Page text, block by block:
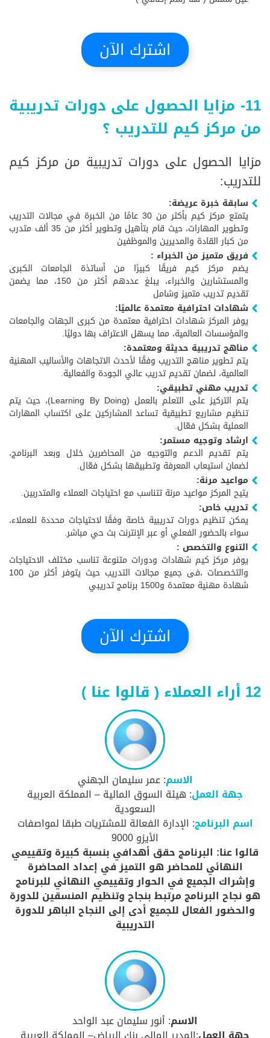
اشترك الآن
11- مزايا الحصول على دورات تدريبية
من مركز كيم للتدريب ؟
مزايا الحصول على دورات تدريبية من مركز كيم
للتدريب:
سابقة خبرة عريضة:
يتمتع مركز كيم بأكثر من 30 عامًا من الخبرة في مجالات التدريب
وتطوير المهارات، حيث قام بتأهيل وتطوير أكثر من 35 ألف متدرب
من كبار القادة والمديرين والموظفين
فريق متميز من الخبراء :
يضم مركز كيم فريقًا كبيرًا من أساتذة الجامعات الكبرى
والمستشارين والخبراء، يبلغ عددهم أكثر من 150، مما يضمن
تقديم تدريب متميز وشامل
شهادات احترافية معتمدة عالميًا:
يوفر المركز شهادات احترافية معتمدة من كبرى الجهات والجامعات
والمؤسسات العالمية، مما يسهل الاعتراف بها دوليًا.
مناهج تدريبية حديثة ومعتمدة:
يتم تطوير مناهج التدريب وفقًا لأحدث الاتجاهات والأساليب المهنية
العالمية، لضمان تقديم تدريب عالي الجودة والفعالية.
تدريب مهني تطبيقي:
يتم التركيز على التعلم بالعمل (Learning By Doing)، حيث يتم
تنظيم مشاريع تطبيقية تساعد المشاركين على اكتساب المهارات
العملية بشكل فعّال.
ارشاد وتوجيه مستمر:
يتم تقديم الدعم والتوجيه من المحاضرين خلال وبعد البرنامج،
لضمان استيعاب المعرفة وتطبيقها بشكل فعّال.
مواعيد مرنة:
يتيح المركز مواعيد مرنة تتناسب مع احتياجات العملاء والمتدربين.
تدريب خاص:
يمكن تنظيم دورات تدريبية خاصة وفقًا لاحتياجات محددة للعملاء،
سواء بالحضور الفعلي أو عبر الإنترنت بث حي مباشر.
التنوع والتخصص :
يوفر مركز كيم شهادات ودورات متنوعة تناسب مختلف الاحتياجات
والتخصصات ،فى جميع مجالات التدريب حيث يتوفر أكثر من 100
شهادة مهنية معتمدة و1500 برنامج تدريبي
اشترك الآن
12 أراء العملاء ( قالوا عنا )
الاسم: عمر سليمان الجهني
جهة العمل: هيئة السوق المالية – المملكة العربية
السعودية
اسم البرنامج: الإدارة الفعالة للمشتريات طبقا لمواصفات
الأيزو 9000
قالوا عنا: البرنامج حقق أهدافي بنسبة كبيرة وتقييمي
النهائي للمحاضر هو التميز في إعداد المحاضرة
وإشراك الجميع في الحوار وتقييمي النهائي للبرنامج
هو نجاح البرنامج مرتبط بنجاح وتنظيم المنسقين للدورة
والحضور الفعال للجميع أدى إلى النجاح الباهر للدورة
التدريبية
الاسم: أنور سليمان عبد الواحد